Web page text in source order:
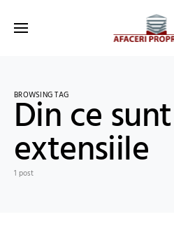
BROWSING TAG
Din ce
extensiile
1 post